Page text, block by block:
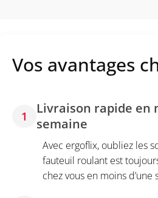
Vos avantages
1
Livraison rapide en
semaine
Avec ergoflix, oubliez les
fauteuil roulant est
chez vous en moins d’une